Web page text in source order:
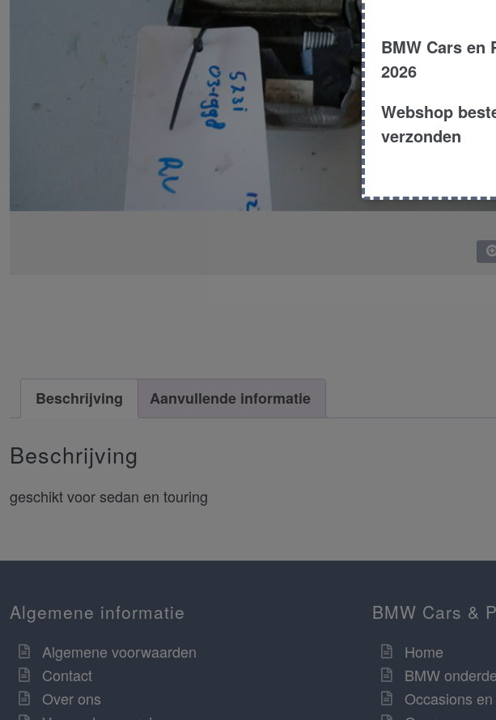
Beschrijving Aanvullende informatie
Beschrijving
geschikt voor sedan en touring
Algemene informatie
Algemene voorwaarden
Contact
Over ons
BMW Cars &
Home
BMW
Occasions en
BMW Cars
2026
Webshop
verzonden